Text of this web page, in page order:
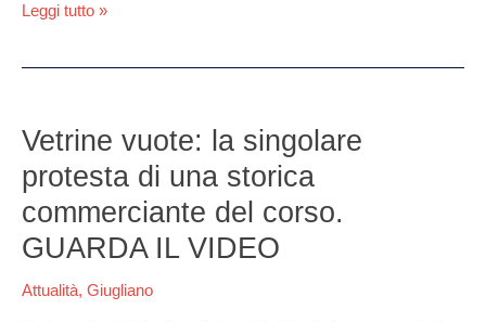
di
Leggi tutto »
Vetrine vuote: la singolare
protesta di una storica
commerciante del corso.
GUARDA IL VIDEO
Attualità, Giugliano
vuote:
la
singolare
di
una
commerciante